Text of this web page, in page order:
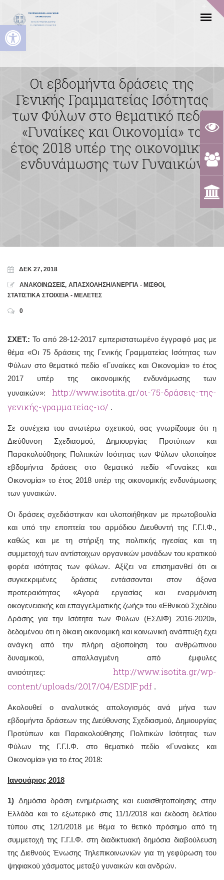
Ανοίξτε τη γραμμή εργαλείων
Οι εβδομήντα δράσεις της
Γενικής Γραμματείας Ισότητας
των Φύλων στο θεματικό πεδίο
«Γυναίκες και Οικονομία» το
έτος 2018 υπέρ της οικονομικής
ενδυνάμωσης των Γυναικών
ΔΕΚ 27, 2018
ΑΝΑΚΟΙΝΩΣΕΙΣ, ΑΠΑΣΧΟΛΗΣΗ/ΑΝΕΡΓΙΑ - ΜΙΣΘΟΙ ,
ΣΤΑΤΙΣΤΙΚΑ ΣΤΟΙΧΕΙΑ - ΜΕΛΕΤΕΣ
0
ΣΧΕΤ.: Το από 28-12-2017 εμπεριστατωμένο έγγραφό μας με
θέμα «Οι 75 δράσεις της Γενικής Γραμματείας Ισότητας των
Φύλων στο θεματικό πεδίο «Γυναίκες και Οικονομία» το έτος
2017 υπέρ της οικονομικής ενδυνάμωσης των
γυναικών»: http://www.isotita.gr/οι-75-δράσεις-της-
γενικής-γραμματείας-ισ/ .
Σε συνέχεια του ανωτέρω σχετικού, σας γνωρίζουμε ότι η
Διεύθυνση Σχεδιασμού, Δημιουργίας Προτύπων και
Παρακολούθησης Πολιτικών Ισότητας των Φύλων υλοποίησε
εβδομήντα δράσεις στο θεματικό πεδίο «Γυναίκες και
Οικονομία» το έτος 2018 υπέρ της οικονομικής ενδυνάμωσης
των γυναικών.
Οι δράσεις σχεδιάστηκαν και υλοποιήθηκαν με πρωτοβουλία
και υπό την εποπτεία του αρμόδιου Διευθυντή της Γ.Γ.Ι.Φ.,
καθώς και με τη στήριξη της πολιτικής ηγεσίας και τη
συμμετοχή των αντίστοιχων οργανικών μονάδων του κρατικού
φορέα ισότητας των φύλων. Αξίζει να επισημανθεί ότι οι
συγκεκριμένες δράσεις εντάσσονται στον άξονα
προτεραιότητας «Αγορά εργασίας και εναρμόνιση
οικογενειακής και επαγγελματικής ζωής» του «Εθνικού Σχεδίου
Δράσης για την Ισότητα των Φύλων (ΕΣΔΙΦ) 2016-2020»,
δεδομένου ότι η δίκαιη οικονομική και κοινωνική ανάπτυξη έχει
ανάγκη από την πλήρη αξιοποίηση του ανθρώπινου
δυναμικού, απαλλαγμένη από έμφυλες
ανισότητες: http://www.isotita.gr/wp-
content/uploads/2017/04/ESDIF.pdf .
Ακολουθεί ο αναλυτικός απολογισμός ανά μήνα των
εβδομήντα δράσεων της Διεύθυνσης Σχεδιασμού, Δημιουργίας
Προτύπων και Παρακολούθησης Πολιτικών Ισότητας των
Φύλων της Γ.Γ.Ι.Φ. στο θεματικό πεδίο «Γυναίκες και
Οικονομία» για το έτος 2018:
Ιανουάριος 2018
1) Δημόσια δράση ενημέρωσης και ευαισθητοποίησης στην
Ελλάδα και το εξωτερικό στις 11/1/2018 και έκδοση δελτίου
τύπου στις 12/1/2018 με θέμα το θετικό πρόσημο από τη
συμμετοχή της Γ.Γ.Ι.Φ. στη διαδικτυακή δημόσια διαβούλευση
της Διεθνούς Ένωσης Τηλεπικοινωνιών για τη γεφύρωση του
ψηφιακού χάσματος μεταξύ γυναικών και ανδρών.